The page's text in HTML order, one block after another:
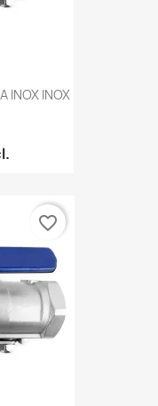
INOX INOX
favorite_border